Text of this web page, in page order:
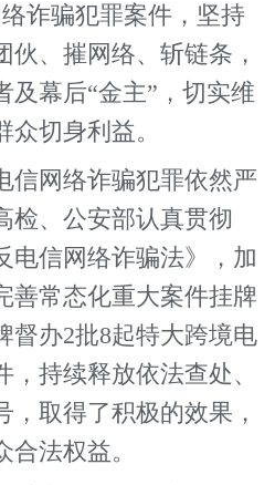
诈骗犯罪案件，坚持
伙、摧网络、斩链条，
及幕后“金主”，切实维
切身利益。
网络诈骗犯罪依然严
检、公安部认真贯彻
电信网络诈骗法》，加
善常态化重大案件挂牌
督办2批8起特大跨境电
持续释放依法查处、
，取得了积极的效果，
法权益。